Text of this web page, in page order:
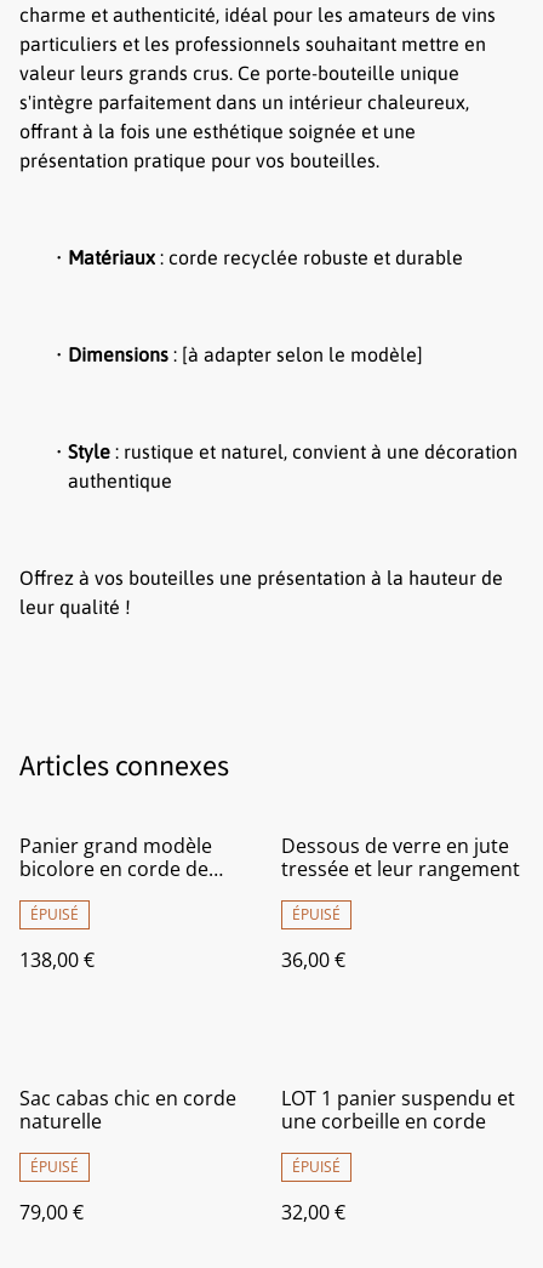
charme et authenticité, idéal pour les amateurs de vins
particuliers et les professionnels souhaitant mettre en
valeur leurs grands crus. Ce porte-bouteille unique
s'intègre parfaitement dans un intérieur chaleureux,
offrant à la fois une esthétique soignée et une
présentation pratique pour vos bouteilles.
Matériaux : corde recyclée robuste et durable
Dimensions : [à adapter selon le modèle]
Style : rustique et naturel, convient à une décoration
authentique
Offrez à vos bouteilles une présentation à la hauteur de
leur qualité !
Articles connexes
Panier grand modèle
bicolore en corde de
ÉPUISÉ
138,00 €
Dessous de verre en jute
tressée et leur rangement
ÉPUISÉ
36,00 €
Sac cabas chic en corde
naturelle
ÉPUISÉ
79,00 €
LOT 1 panier suspendu et
une corbeille en corde
ÉPUISÉ
32,00 €